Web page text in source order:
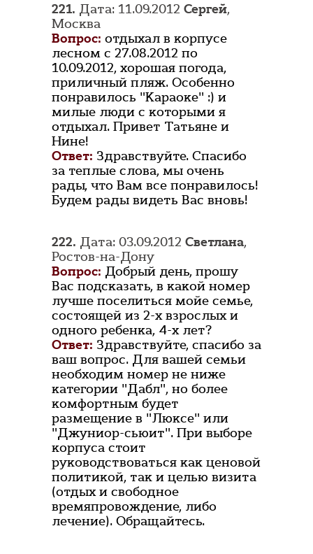
221. Дата: 11.09.2012 Сергей,
Москва
Вопрос: отдыхал в корпусе
лесном с 27.08.2012 по
10.09.2012, хорошая погода,
приличный пляж. Особенно
понравилось "Караоке" :) и
милые люди с которыми я
отдыхал. Привет Татьяне и
Нине!
Ответ: Здравствуйте. Спасибо
за теплые слова, мы очень
рады, что Вам все понравилось!
Будем рады видеть Вас вновь!
222. Дата: 03.09.2012 Светлана,
Ростов-на-Дону
Вопрос: Добрый день, прошу
Вас подсказать, в какой номер
лучше поселиться мойе семье,
состоящей из 2-х взрослых и
одного ребенка, 4-х лет?
Ответ: Здравствуйте, спасибо за
ваш вопрос. Для вашей семьи
необходим номер не ниже
категории "Дабл", но более
комфортным будет
размещение в "Люксе" или
"Джуниор-сьюит". При выборе
корпуса стоит
руководствоваться как ценовой
политикой, так и целью визита
(отдых и свободное
времяпровождение, либо
лечение). Обращайтесь.